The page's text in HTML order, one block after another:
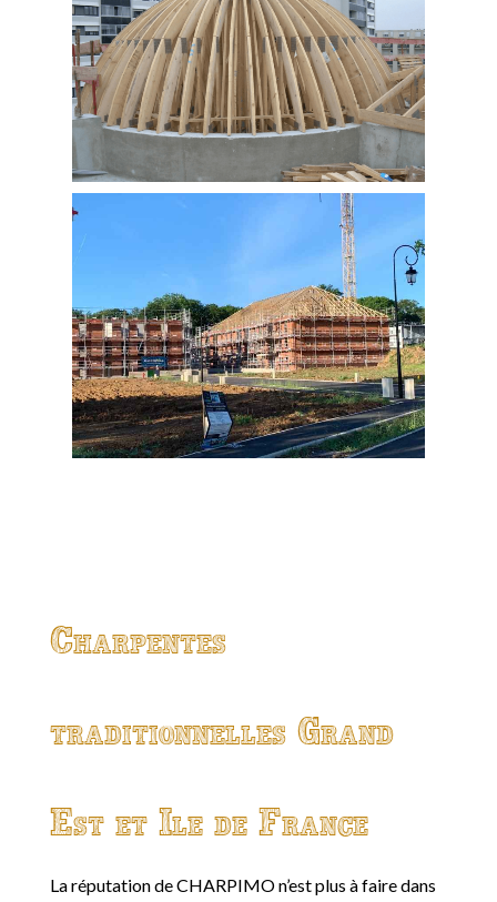
Charpentes
traditionnelles Grand
Est et Ile de France
La réputation de CHARPIMO n’est plus à faire dans